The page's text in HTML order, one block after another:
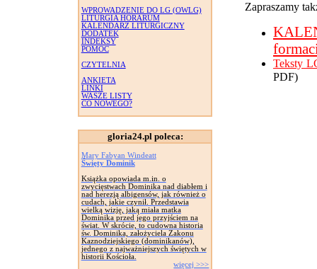
WPROWADZENIE DO LG (OWLG)
LITURGIA HORARUM
KALENDARZ LITURGICZNY
DODATEK
INDEKSY
POMOC
CZYTELNIA
ANKIETA
LINKI
WASZE LISTY
CO NOWEGO?
gloria24.pl poleca:
Mary Fabyan Windeatt
Święty Dominik
Książka opowiada m.in. o
zwycięstwach Dominika nad diabłem i
nad herezją albigensów, jak również o
cudach, jakie czynił. Przedstawia
wielką wizję, jaką miała matka
Dominika przed jego przyjściem na
świat. W skrócie, to cudowna historia
św. Dominika, założyciela Zakonu
Kaznodziejskiego (dominikanów),
jednego z najważniejszych świętych w
historii Kościoła.
więcej >>>
Zapraszamy
Teksty
PDF)